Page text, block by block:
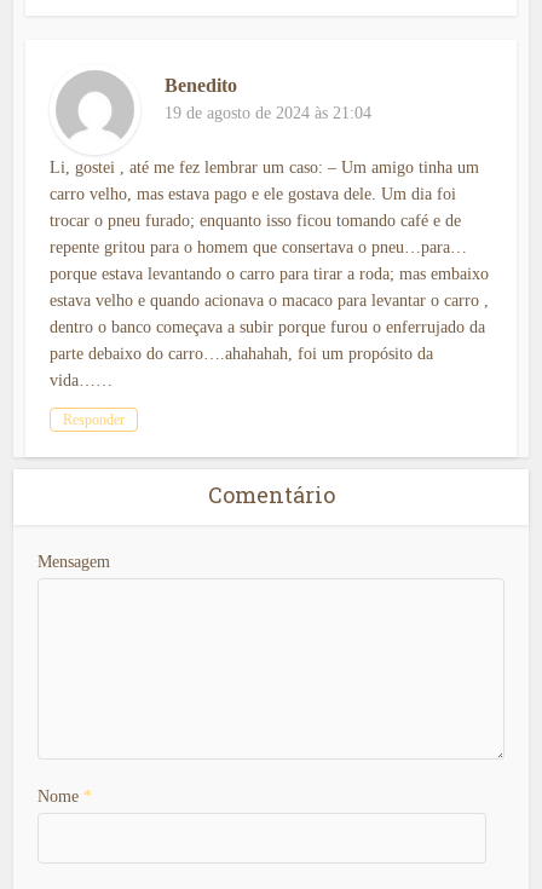
Benedito
19 de agosto de 2024 às 21:04
Li, gostei , até me fez lembrar um caso: – Um amigo tinha um
carro velho, mas estava pago e ele gostava dele. Um dia foi
trocar o pneu furado; enquanto isso ficou tomando café e de
repente gritou para o homem que consertava o pneu…para…
porque estava levantando o carro para tirar a roda; mas embaixo
estava velho e quando acionava o macaco para levantar o carro ,
dentro o banco começava a subir porque furou o enferrujado da
parte debaixo do carro….ahahahah, foi um propósito da
vida……
Responder
Comentário
Mensagem
Nome *